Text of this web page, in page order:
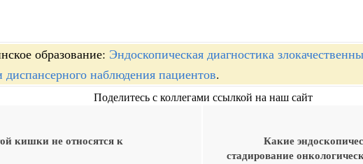
образование: Эндоскопическая диагностика
наблюдения пациентов.
Поделитесь с коллегами ссылкой на наш сайт
кишки не относятся к
Какие
стадирование